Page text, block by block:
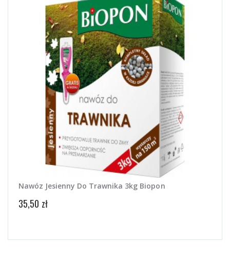
Nawóz Jesienny Do Trawnika 3kg Biopon
35,50 zł